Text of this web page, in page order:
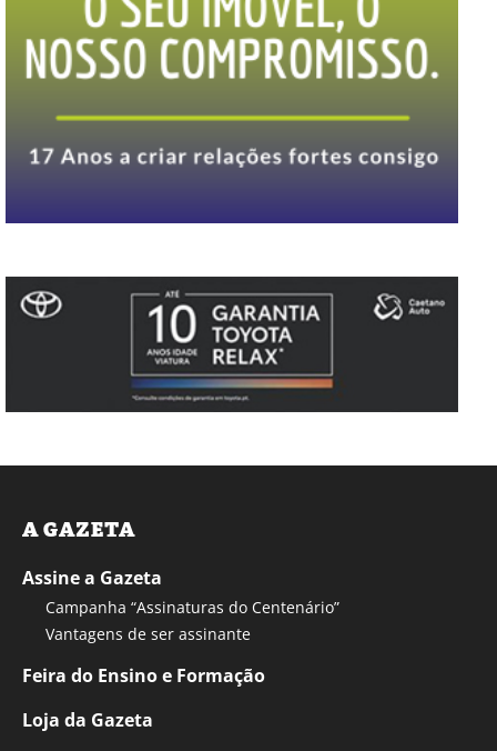
A GAZETA
Assine a Gazeta
Campanha “Assinaturas do Centenário”
Vantagens de ser assinante
Feira do Ensino e Formação
Loja da Gazeta